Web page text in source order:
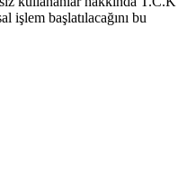
işlem başlatılacağını bu